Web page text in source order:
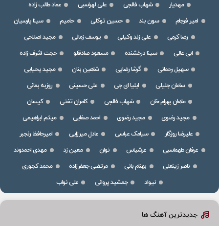
مهدیار
شهاب فالجی علی لهراسبی
عماد طالب زاده
امیر فرجام
سون بند حسین توکلی حامیم
سینا پارسیان
رضا کرمی
علی زند وکیلی یوسف زمانی
مجید اصلاحی
ابی عالی
سینا درخشنده مسعود صادقلو
حجت اشرف زاده
سهیل رحمانی
گرشا رضایی شاهین بنان
مجید یحیایی
سامان جلیلی
ایلیا ای جی علی حسینی
روزبه بمانی
ماهان بهرام خان
شهاب فالجی کامران تفتی
کیسان
مجید رضوی
مجید رضوی احمد صفایی
میثم ابراهیمی
علیرضا روزگار
سیامک عباسی عادل میرزایی
امیرحافظ رنجبر
عرفان طهماسبی
عرشیاس نوان معین زد
مهدی احمدوند
ناصر زینعلی
بهنام بانی مرتضی جعفرزاده
محمد کجوری
نیواد
جمشید پروانی علی نواب
جدیدترین آهنگ ها